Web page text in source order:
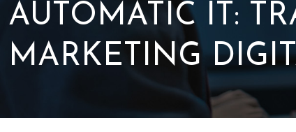
AUTOMATIC IT:
MARKETING